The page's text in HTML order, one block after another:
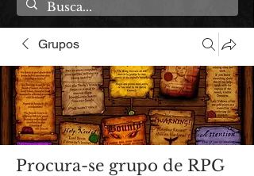
Grupos
Procura-se grupo de RPG